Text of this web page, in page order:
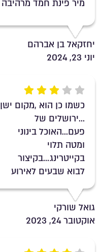
מיר פינת חמד מרהיבה
יחזקאל בן אברהם
יוני 23, 2024
Rating 3 out of 5
כשמו כן הוא ,מקום ישן
...ירושלים של
פעם...האוכל בינוני
ומטה תלוי
בקייטרינג...בקיצור
לבוא שבעים לאירוע
גואל שורקי
אוקטובר 24, 2023